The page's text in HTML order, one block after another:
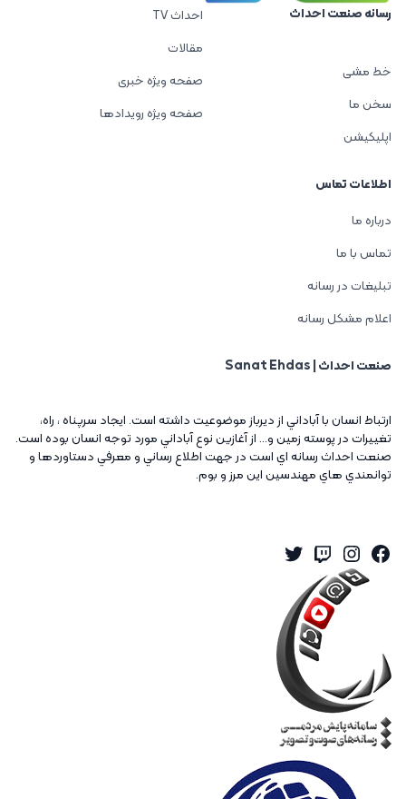
رسانه صنعت احداث
خط مشی
سخن ما
اپلیکیشن
احداث TV
مقالات
صفحه ویژه خبری
صفحه ویژه رویدادها
اطلاعات تماس
درباره ما
تماس با ما
تبلیغات در رسانه
اعلام مشکل رسانه
صنعت احداث | Sanat Ehdas
ارتباط انسان با آباداني از ديرباز موضوعيت داشته است. ايجاد سرپناه ، راه،
تغييرات در پوسته زمين و... از آغازين نوع آباداني مورد توجه انسان بوده است.
صنعت احداث رسانه اي است در جهت اطلاع رساني و معرفي دستاوردها و
توانمندي هاي مهندسين اين مرز و بوم.
Facebook
Instagram
Twitch
Twitter